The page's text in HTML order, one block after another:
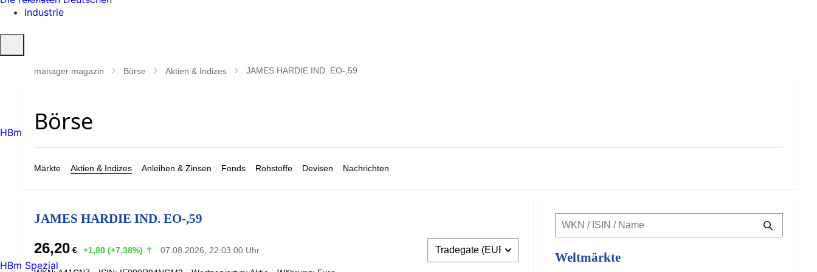
Industrie
öffnen
manager magazin Börse Aktien & Indizes JAMES HARDIE IND. EO-,59
Märkte Aktien & Indizes Anleihen & Zinsen Fonds Rohstoffe Devisen Nachrichten
JAMES HARDIE IND. EO-,59
26,20 € +1,80 (+7,38%) 07.08.2026, 22:03:00 Uhr
Weltmärkte
HBm
HBm Spezial